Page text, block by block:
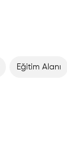
Eğitim Alanı